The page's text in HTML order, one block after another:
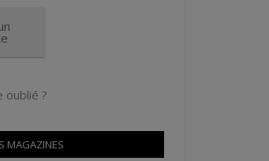
oublié ?
MAGAZINES